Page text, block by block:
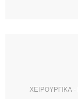
ΧΕΙΡΟΥΡΓΙΚΑ